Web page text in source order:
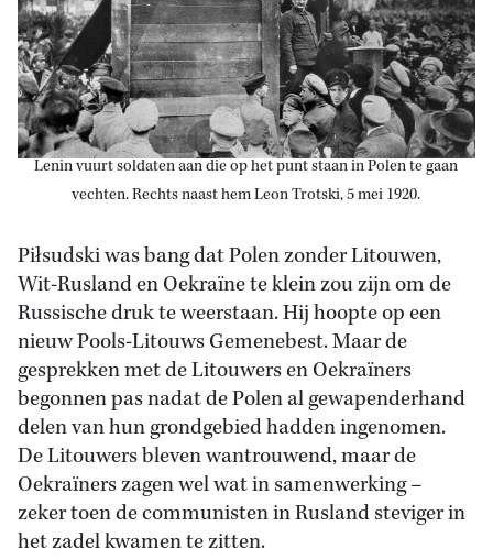
Lenin vuurt soldaten aan die op het punt staan in Polen te gaan
vechten. Rechts naast hem Leon Trotski, 5 mei 1920.
Piłsudski was bang dat Polen zonder Litouwen,
Wit-Rusland en Oekraïne te klein zou zijn om de
Russische druk te weerstaan. Hij hoopte op een
nieuw Pools-Litouws Gemenebest. Maar de
gesprekken met de Litouwers en Oekraïners
begonnen pas nadat de Polen al gewapenderhand
delen van hun grondgebied hadden ingenomen.
De Litouwers bleven wantrouwend, maar de
Oekraïners zagen wel wat in samenwerking –
zeker toen de communisten in Rusland steviger in
het zadel kwamen te zitten.